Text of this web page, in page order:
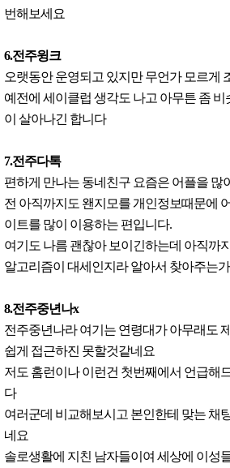
번해보세요
6.전주윙크
오랫동안 운영되고 있지만 무언가 모르게
예전에 세이클럽 생각도 나고 아무튼 좀
이 살아나긴 합니다
7.전주다톡
편하게 만나는 동네친구 요즘은 어플을 많
전 아직까지도 왠지모를 개인정보때문에
이트를 많이 이용하는 편입니다.
여기도 나름 괜찮아 보이긴하는데 아직까
알고리즘이 대세인지라 알아서 찾아주는
8.전주중년나x
전주중년나라 여기는 연령대가 아무래도
쉽게 접근하진 못할것같네요
저도 홈런이나 이런건 첫번째에서 언급해
다
여러군데 비교해보시고 본인한테 맞는 채
네요
솔로생활에 지친 남자들이여 세상에 이성